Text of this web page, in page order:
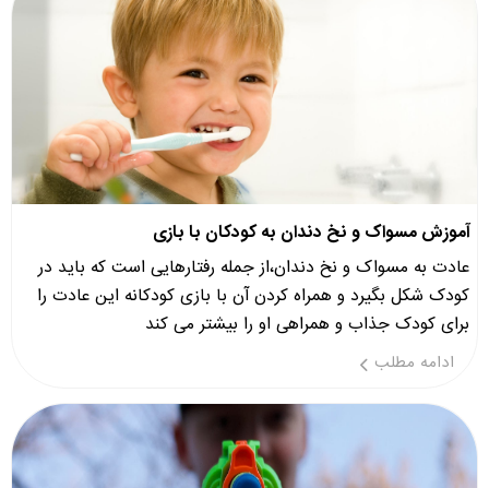
آموزش مسواک و نخ دندان به کودکان با بازی
عادت به مسواک و نخ دندان،از جمله رفتارهایی است که باید در
کودک شکل بگیرد و همراه کردن آن با بازی کودکانه این عادت را
برای کودک جذاب و همراهی او را بیشتر می کند
ادامه مطلب